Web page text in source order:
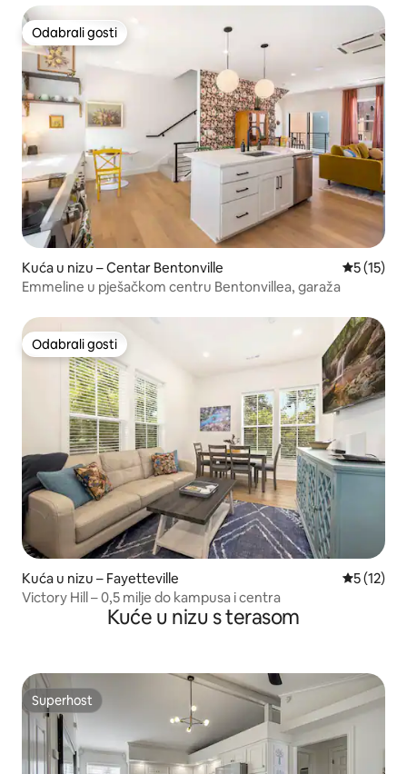
Odabrali gosti
Odabrali gosti
Kuća u nizu – Centar Bentonville Prosječna
5 (15)
Emmeline u pješačkom centru Bentonvillea, garaža
Odabrali gosti
Odabrali gosti
Kuća u nizu – Fayetteville Prosječna
5 (12)
Victory Hill – 0,5 milje do kampusa i centra
Kuće u nizu s terasom
Superhost
Superhost